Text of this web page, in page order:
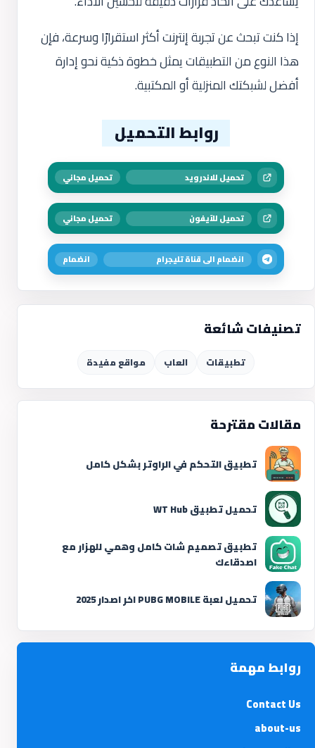
تصنيفات شائعة
تطبيقات العاب مواقع مفيدة
مقالات مقترحة
تطبيق التحكم في الراوتر بشكل كامل
تحميل تطبيق WT Hub
تطبيق تصميم شات كامل وهمي للهزار مع
اصدقاءك
تحميل لعبة PUBG MOBILE اخر اصدار 2025
روابط مهمة
Contact Us
about-us
إذا كنت تبحث عن تجربة إنترنت أكثر استقرارًا وسرعة، فإن
هذا النوع من التطبيقات يمثل خطوة ذكية نحو إدارة
أفضل لشبكتك المنزلية أو المكتبية.
روابط التحميل
تحميل للاندرويد تحميل مجاني
تحميل للآيفون تحميل مجاني
انضمام الى قناة تليجرام انضمام